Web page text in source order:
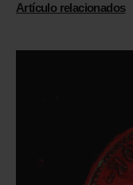
Artículo relacionados